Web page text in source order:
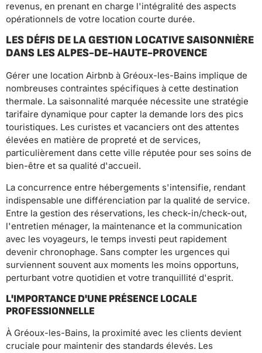
revenus, en prenant en charge l'intégralité des aspects
opérationnels de votre location courte durée.
LES DÉFIS DE LA GESTION LOCATIVE SAISONNIÈRE
DANS LES ALPES-DE-HAUTE-PROVENCE
Gérer une location Airbnb à Gréoux-les-Bains implique de
nombreuses contraintes spécifiques à cette destination
thermale. La saisonnalité marquée nécessite une stratégie
tarifaire dynamique pour capter la demande lors des pics
touristiques. Les curistes et vacanciers ont des attentes
élevées en matière de propreté et de services,
particulièrement dans cette ville réputée pour ses soins de
bien-être et sa qualité d'accueil.
La concurrence entre hébergements s'intensifie, rendant
indispensable une différenciation par la qualité de service.
Entre la gestion des réservations, les check-in/check-out,
l'entretien ménager, la maintenance et la communication
avec les voyageurs, le temps investi peut rapidement
devenir chronophage. Sans compter les urgences qui
surviennent souvent aux moments les moins opportuns,
perturbant votre quotidien et votre tranquillité d'esprit.
L'IMPORTANCE D'UNE PRÉSENCE LOCALE
PROFESSIONNELLE
À Gréoux-les-Bains, la proximité avec les clients devient
cruciale pour maintenir des standards élevés. Les